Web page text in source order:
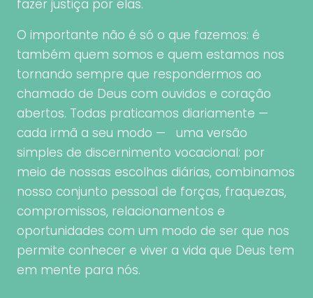
fazer justiça por elas.
O importante não é só o que fazemos: é
também quem somos e quem estamos nos
tornando sempre que respondermos ao
chamado de Deus com ouvidos e coração
abertos. Todas praticamos diariamente —
cada irmã a seu modo — uma versão
simples de discernimento vocacional: por
meio de nossas escolhas diárias, combinamos
nosso conjunto pessoal de forças, fraquezas,
compromissos, relacionamentos e
oportunidades com um modo de ser que nos
permite conhecer e viver a vida que Deus tem
em mente para nós.